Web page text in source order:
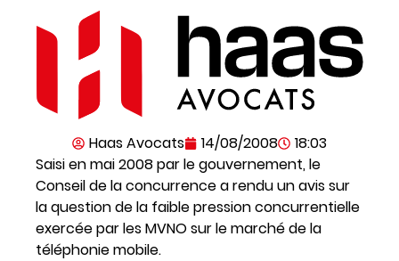
Haas Avocats 14/08/2008
18:03
Saisi en mai 2008 par le gouvernement, le
Conseil de la concurrence a rendu un avis sur
la question de la faible pression concurrentielle
exercée par les MVNO sur le marché de la
téléphonie mobile.